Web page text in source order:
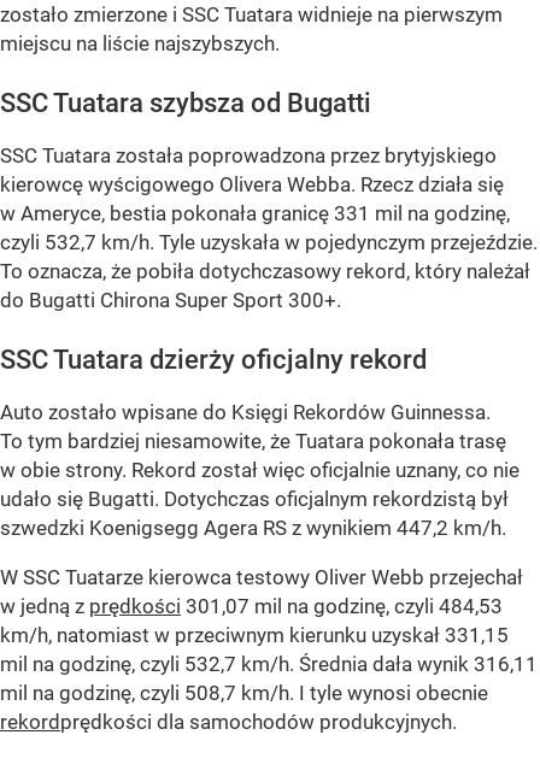
zostało zmierzone i SSC Tuatara widnieje na pierwszym
miejscu na liście najszybszych.
SSC Tuatara szybsza od Bugatti
SSC Tuatara została poprowadzona przez brytyjskiego
kierowcę wyścigowego Olivera Webba. Rzecz działa się
w Ameryce, bestia pokonała granicę 331 mil na godzinę,
czyli 532,7 km/h. Tyle uzyskała w pojedynczym przejeździe.
To oznacza, że pobiła dotychczasowy rekord, który należał
do Bugatti Chirona Super Sport 300+.
SSC Tuatara dzierży oficjalny rekord
Auto zostało wpisane do Księgi Rekordów Guinnessa.
To tym bardziej niesamowite, że Tuatara pokonała trasę
w obie strony. Rekord został więc oficjalnie uznany, co nie
udało się Bugatti. Dotychczas oficjalnym rekordzistą był
szwedzki Koenigsegg Agera RS z wynikiem 447,2 km/h.
W SSC Tuatarze kierowca testowy Oliver Webb przejechał
w jedną z prędkości 301,07 mil na godzinę, czyli 484,53
km/h, natomiast w przeciwnym kierunku uzyskał 331,15
mil na godzinę, czyli 532,7 km/h. Średnia dała wynik 316,11
mil na godzinę, czyli 508,7 km/h. I tyle wynosi obecnie
rekord prędkości dla samochodów produkcyjnych.